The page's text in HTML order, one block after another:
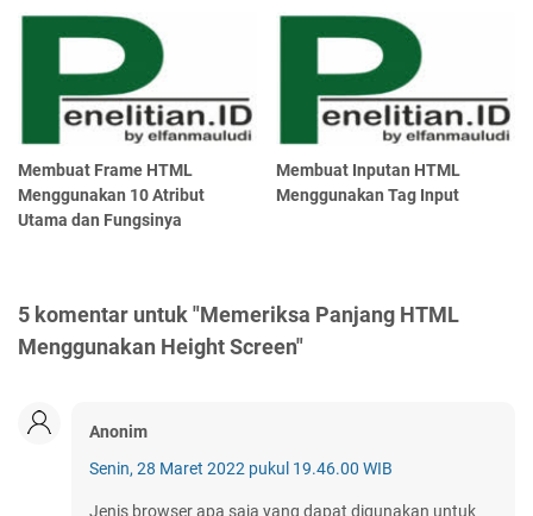
Membuat Frame HTML
Menggunakan 10 Atribut
Utama dan Fungsinya
Membuat Inputan HTML
Menggunakan Tag Input
5 komentar untuk "Memeriksa Panjang HTML
Menggunakan Height Screen"
Anonim
Senin, 28 Maret 2022 pukul 19.46.00 WIB
Jenis browser apa saja yang dapat digunakan untuk